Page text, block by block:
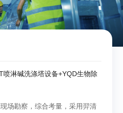
喷淋碱洗涤塔设备+YQD生物除
场勘察，综合考量，采用羿清